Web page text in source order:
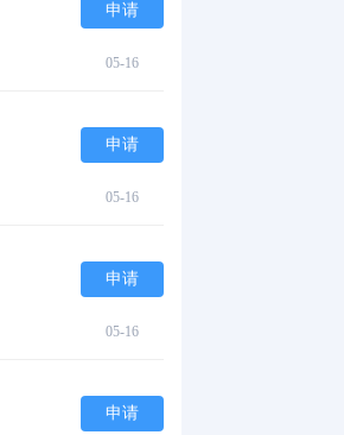
申请
05-16
申请
05-16
申请
05-16
申请